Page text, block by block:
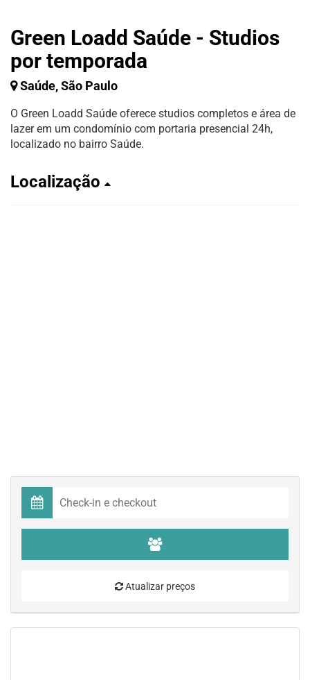
Green Loadd Saúde - Studios
por temporada
Saúde, São Paulo
O Green Loadd Saúde oferece studios completos e área de
lazer em um condomínio com portaria presencial 24h,
localizado no bairro Saúde.
Localização
Atualizar preços